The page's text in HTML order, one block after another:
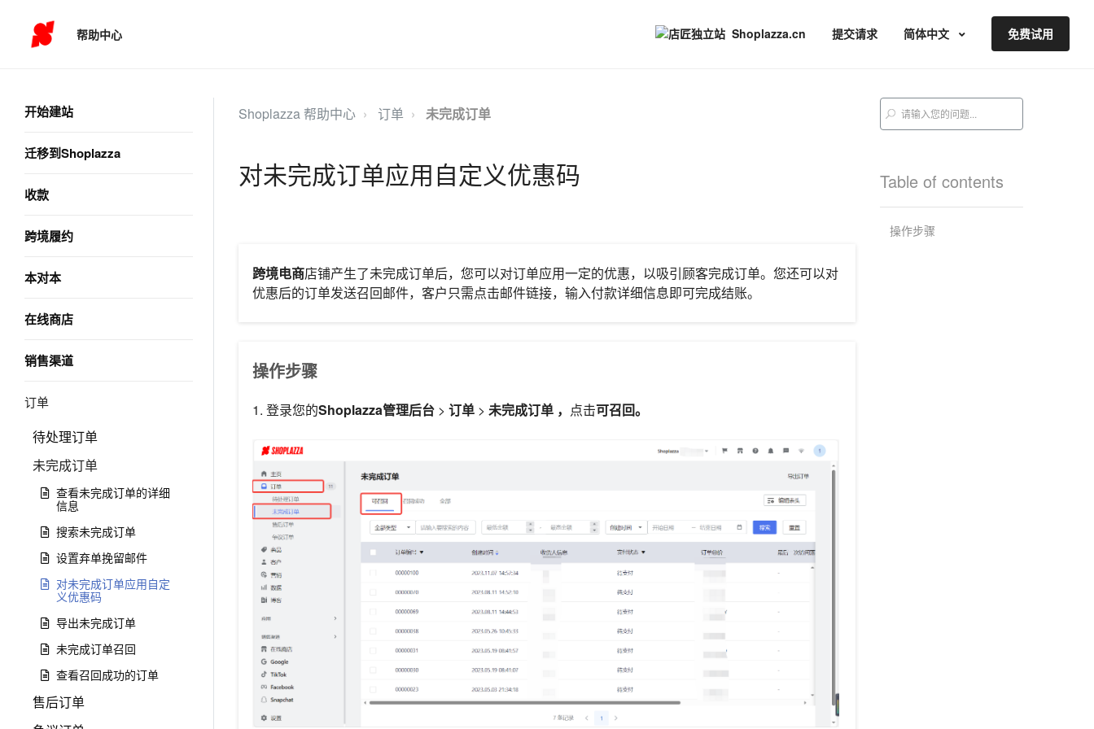
帮助中心 Shoplazza.cn 提交请求 简体中文 免费试用
开始建站
迁移到Shoplazza
收款
跨境履约
本对本
在线商店
销售渠道
订单
待处理订单
未完成订单
查看未完成订单的详细
信息
搜索未完成订单
设置弃单挽留邮件
对未完成订单应用自定
义优惠码
导出未完成订单
未完成订单召回
查看召回成功的订单
售后订单
Shoplazza 帮助中心 订单 未完成订单
对未完成订单应用自定义优惠码
跨境电商店铺产生了未完成订单后，您可以对订单应用一定的优惠，以吸引顾客完成订单。您还可以对
优惠后的订单发送召回邮件，客户只需点击邮件链接，输入付款详细信息即可完成结账。
操作步骤
1. 登录您的Shoplazza管理后台> 订单 > 未完成订单 ， 点击可召回。
Table of contents
操作步骤